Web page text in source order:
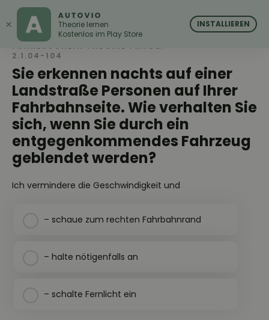
AUTOVIO
Sie erkennen nachts auf einer
Landstraße Personen auf Ihrer
Fahrbahnseite. Wie verhalten Sie
sich, wenn Sie durch ein
entgegenkommendes Fahrzeug
geblendet werden?
FÜHRERSCHEIN THEORIE FRAGE:
2.1.04-104
Ich vermindere die Geschwindigkeit und
– schaue zum rechten Fahrbahnrand
– halte nötigenfalls an
– schalte Fernlicht ein
× AUTOVIO
Theorie lernen
Kostenlos im Play Store
INSTALLIEREN